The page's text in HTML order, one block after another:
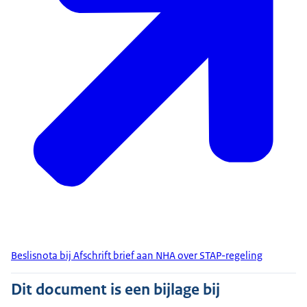
Beslisnota bij Afschrift brief aan NHA over STAP-regeling
Dit document is een bijlage bij